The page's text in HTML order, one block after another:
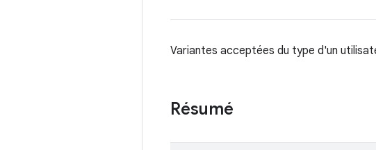
Variantes acceptées du type d'un
Résumé